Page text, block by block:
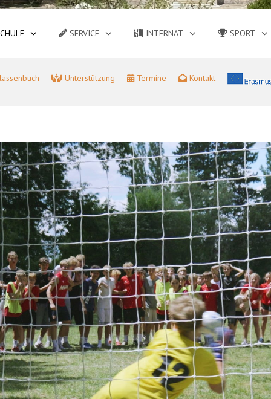
SERVICE INTERNAT SPORT
Unterstützung Termine Kontakt